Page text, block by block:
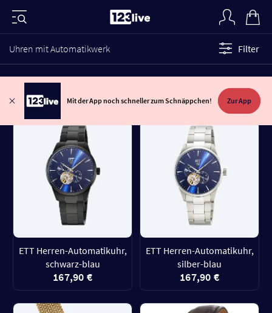
Uhren mit Automatikwerk Filter
Mit der App noch schneller zum Schnäppchen! Zur App
ETT Herren-Automatikuhr,
schwarz-blau
167,90 €
ETT Herren-Automatikuhr,
silber-blau
167,90 €